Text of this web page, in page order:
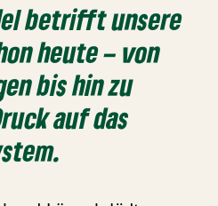
betrifft unsere
heute – von
bis hin zu
auf das